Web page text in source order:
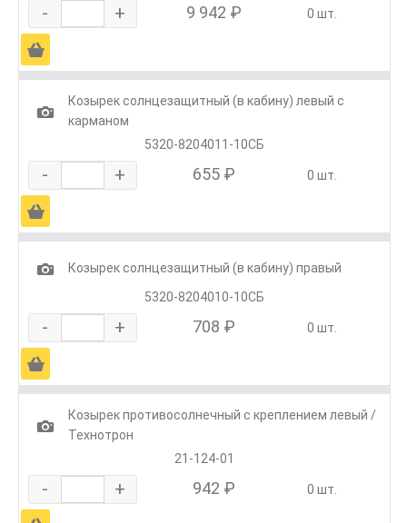
- + 9 942 ₽ 0 шт.
Ä
1
Козырек солнцезащитный (в кабину) левый с
карманом
5320-8204011-10СБ
- + 655 ₽ 0 шт.
Ä
1
Козырек солнцезащитный (в кабину) правый
5320-8204010-10СБ
- + 708 ₽ 0 шт.
Ä
1
Козырек противосолнечный с креплением левый /
Технотрон
21-124-01
- + 942 ₽ 0 шт.